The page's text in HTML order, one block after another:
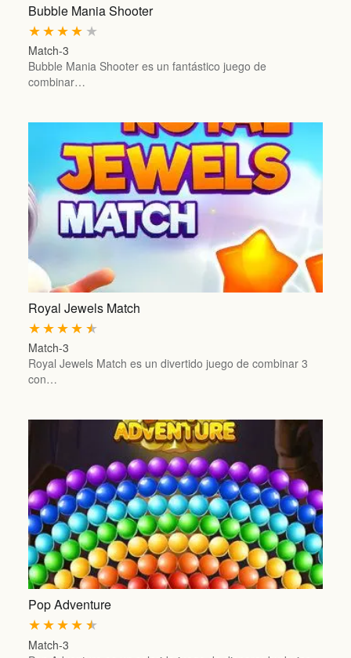
Bubble Mania Shooter
★
★
★
★
★
Match-3
Bubble Mania Shooter es un fantástico juego de
combinar…
Royal Jewels Match
★
★
★
★
★
Match-3
Royal Jewels Match es un divertido juego de combinar 3
con…
Pop Adventure
★
★
★
★
★
Match-3